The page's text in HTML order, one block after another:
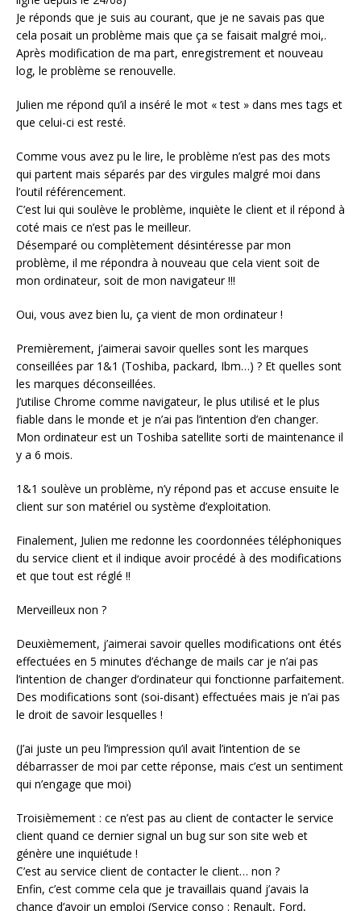
Je réponds que je suis au courant, que je ne savais pas que
cela posait un problème mais que ça se faisait malgré moi,.
Après modification de ma part, enregistrement et nouveau
log, le problème se renouvelle.
Julien me répond qu’il a inséré le mot « test » dans mes tags et
que celui-ci est resté.
Comme vous avez pu le lire, le problème n’est pas des mots
qui partent mais séparés par des virgules malgré moi dans
l’outil référencement.
C’est lui qui soulève le problème, inquiète le client et il répond à
coté mais ce n’est pas le meilleur.
Désemparé ou complètement désintéresse par mon
problème, il me répondra à nouveau que cela vient soit de
mon ordinateur, soit de mon navigateur !!!
Oui, vous avez bien lu, ça vient de mon ordinateur !
Premièrement, j’aimerai savoir quelles sont les marques
conseillées par 1&1 (Toshiba, packard, Ibm…) ? Et quelles sont
les marques déconseillées.
J’utilise Chrome comme navigateur, le plus utilisé et le plus
fiable dans le monde et je n’ai pas l’intention d’en changer.
Mon ordinateur est un Toshiba satellite sorti de maintenance il
y a 6 mois.
1&1 soulève un problème, n’y répond pas et accuse ensuite le
client sur son matériel ou système d’exploitation.
Finalement, Julien me redonne les coordonnées téléphoniques
du service client et il indique avoir procédé à des modifications
et que tout est réglé !!
Merveilleux non ?
Deuxièmement, j’aimerai savoir quelles modifications ont étés
effectuées en 5 minutes d’échange de mails car je n’ai pas
l’intention de changer d’ordinateur qui fonctionne parfaitement.
Des modifications sont (soi-disant) effectuées mais je n’ai pas
le droit de savoir lesquelles !
(J’ai juste un peu l’impression qu’il avait l’intention de se
débarrasser de moi par cette réponse, mais c’est un sentiment
qui n’engage que moi)
Troisièmement : ce n’est pas au client de contacter le service
client quand ce dernier signal un bug sur son site web et
génère une inquiétude !
C’est au service client de contacter le client… non ?
Enfin, c’est comme cela que je travaillais quand j’avais la
chance d’avoir un emploi (Service conso : Renault, Ford,